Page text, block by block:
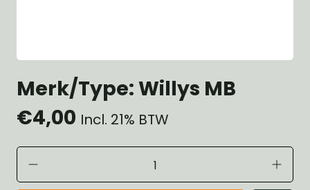
Merk/Type: Willys MB
€4,00 Incl. 21% BTW